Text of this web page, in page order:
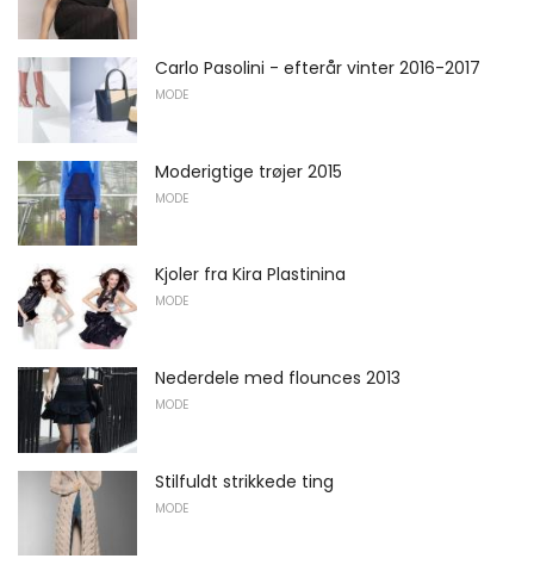
Carlo Pasolini - efterår vinter 2016-2017
MODE
Moderigtige trøjer 2015
MODE
Kjoler fra Kira Plastinina
MODE
Nederdele med flounces 2013
MODE
Stilfuldt strikkede ting
MODE